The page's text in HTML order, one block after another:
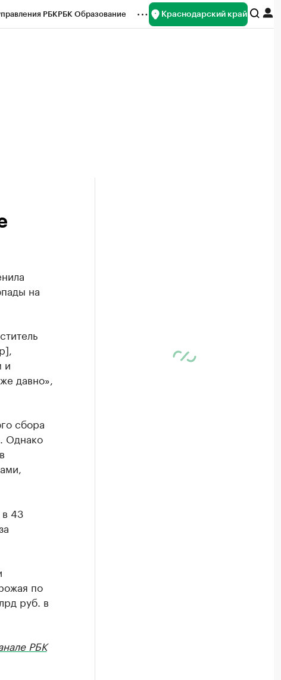
РБКРБК Образование Краснодарский край
на
и
давно»,
сбора
Однако
43
по
руб. в
РБК